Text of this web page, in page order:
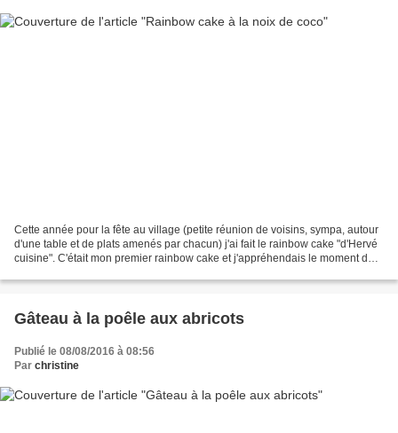
Cette année pour la fête au village (petite réunion de voisins, sympa, autour
d'une table et de plats amenés par chacun) j'ai fait le rainbow cake "d'Hervé
cuisine". C'était mon premier rainbow cake et j'appréhendais le moment de
Gâteau à la poêle aux abricots
Publié le 08/08/2016 à 08:56
Par christine